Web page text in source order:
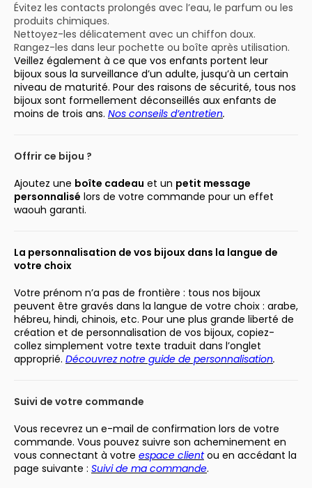
Évitez les contacts prolongés avec l’eau, le parfum ou les
produits chimiques.
Nettoyez-les délicatement avec un chiffon doux.
Rangez-les dans leur pochette ou boîte après utilisation.
Veillez également à ce que vos enfants portent leur
bijoux sous la surveillance d’un adulte, jusqu’à un certain
niveau de maturité. Pour des raisons de sécurité, tous nos
bijoux sont formellement déconseillés aux enfants de
moins de trois ans. Nos conseils d’entretien.
Offrir ce bijou ?
Ajoutez une boîte cadeau et un petit message
personnalisé lors de votre commande pour un effet
waouh garanti.
La personnalisation de vos bijoux dans la langue de
votre choix
Votre prénom n’a pas de frontière : tous nos bijoux
peuvent être gravés dans la langue de votre choix : arabe,
hébreu, hindi, chinois, etc. Pour une plus grande liberté de
création et de personnalisation de vos bijoux, copiez-
collez simplement votre texte traduit dans l’onglet
approprié. Découvrez notre guide de personnalisation.
Suivi de votre commande
Vous recevrez un e-mail de confirmation lors de votre
commande. Vous pouvez suivre son acheminement en
vous connectant à votre espace clientou en accédant la
page suivante : Suivi de ma commande.